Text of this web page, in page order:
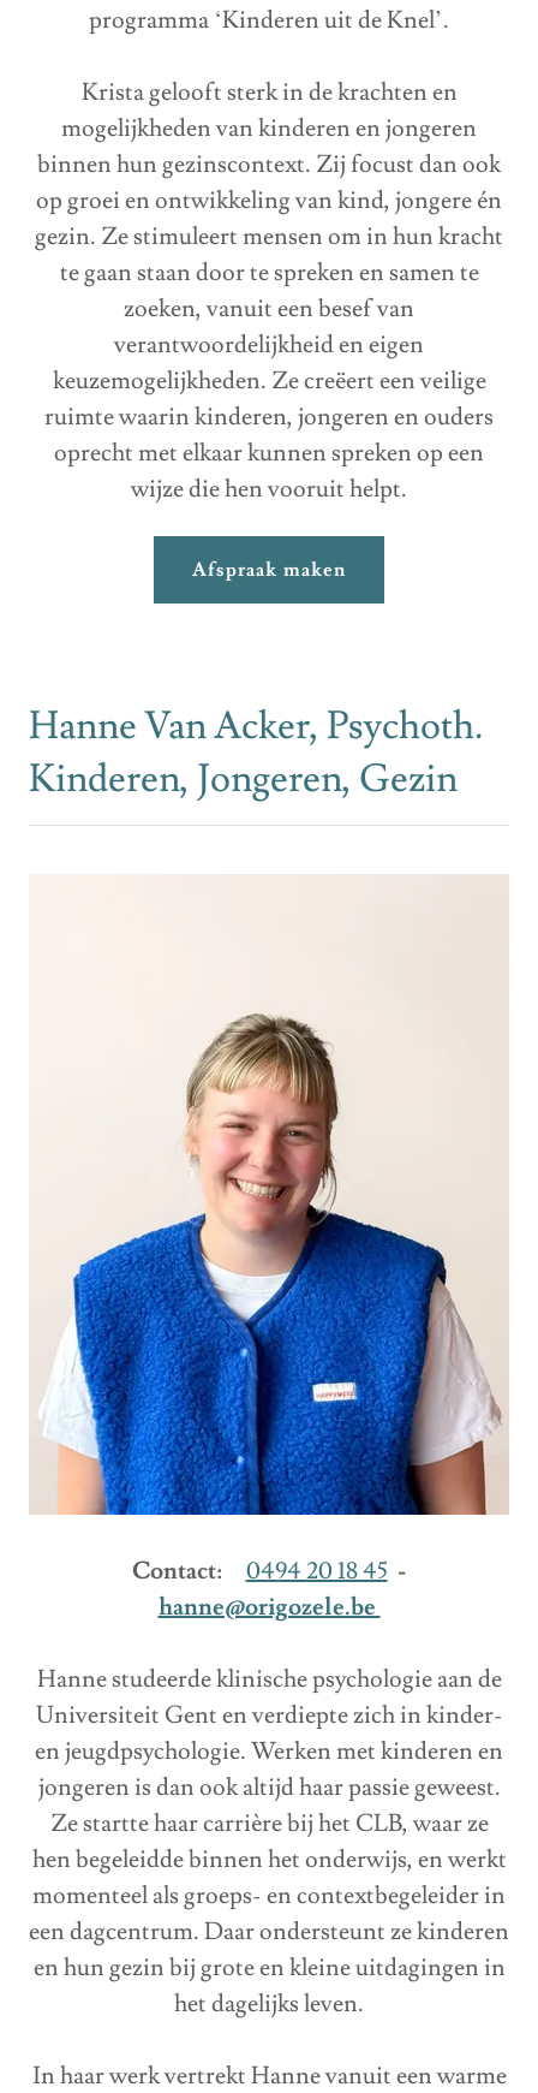
programma ‘Kinderen uit de Knel’.
Krista gelooft sterk in de krachten en
mogelijkheden van kinderen en jongeren
binnen hun gezinscontext. Zij focust dan ook
op groei en ontwikkeling van kind, jongere én
gezin. Ze stimuleert mensen om in hun kracht
te gaan staan door te spreken en samen te
zoeken, vanuit een besef van
verantwoordelijkheid en eigen
keuzemogelijkheden. Ze creëert een veilige
ruimte waarin kinderen, jongeren en ouders
oprecht met elkaar kunnen spreken op een
wijze die hen vooruit helpt.
Afspraak maken
Hanne Van Acker, Psychoth.
Kinderen, Jongeren, Gezin
Contact: 0494 20 18 45 -
hanne@origozele.be
Hanne studeerde klinische psychologie aan de
Universiteit Gent en verdiepte zich in kinder-
en jeugdpsychologie. Werken met kinderen en
jongeren is dan ook altijd haar passie geweest.
Ze startte haar carrière bij het CLB, waar ze
hen begeleidde binnen het onderwijs, en werkt
momenteel als groeps- en contextbegeleider in
een dagcentrum. Daar ondersteunt ze kinderen
en hun gezin bij grote en kleine uitdagingen in
het dagelijks leven.
In haar werk vertrekt Hanne vanuit een warme